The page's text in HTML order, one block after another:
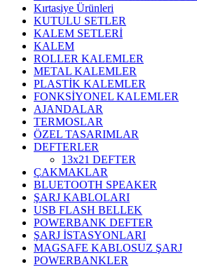
Kırtasiye Ürünleri
KUTULU SETLER
KALEM SETLERİ
KALEM
ROLLER KALEMLER
METAL KALEMLER
PLASTİK KALEMLER
FONKSİYONEL KALEMLER
AJANDALAR
TERMOSLAR
ÖZEL TASARIMLAR
DEFTERLER
13x21 DEFTER
ÇAKMAKLAR
BLUETOOTH SPEAKER
ŞARJ KABLOLARI
USB FLASH BELLEK
POWERBANK DEFTER
ŞARJ İSTASYONLARI
MAGSAFE KABLOSUZ ŞARJ
POWERBANKLER